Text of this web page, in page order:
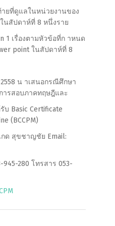
ายที่ดูแลในหน่วยงานของ
นสัปดาห์ที่ 8 หนึ่งราย
1 เรื่องตามหัวข้อที่ก าหนด
point ในสัปดาห์ที่ 8
น าเสนอกรณีศึกษา
ารสอบภาคทฤษฎีและ
บ Basic Certificate
(BCCPM)
ด สุขชาญชัย Email:
945-280 โทรสาร 053-